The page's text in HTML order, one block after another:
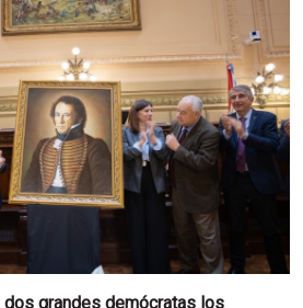
dos grandes demócratas los